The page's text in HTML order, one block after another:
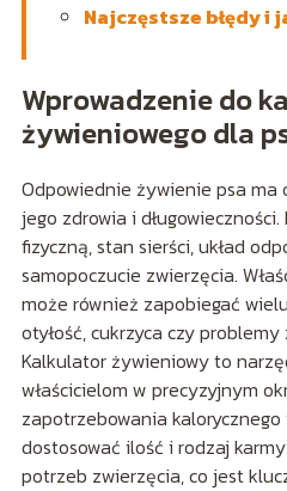
Najczęstsze błędy i
Wprowadzenie do
żywieniowego dla
Odpowiednie żywienie psa ma
jego zdrowia i
fizyczną, stan sierści, układ
samopoczucie zwierzęcia.
może również zapobiegać
otyłość, cukrzyca czy
Kalkulator żywieniowy to
właścicielom w precyzyjnym
zapotrzebowania
dostosować ilość i rodzaj
potrzeb zwierzęcia, co jest